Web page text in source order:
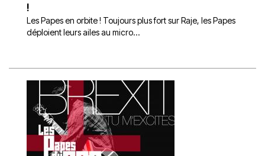
!
Les Papes en orbite ! Toujours plus fort sur Raje, les Papes
déploient leurs ailes au micro...